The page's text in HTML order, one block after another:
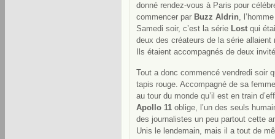
donné rendez-vous à Paris pour
commencer par Buzz Aldrin,
Samedi soir, c’est la série Lost qui
deux des créateurs de la série
Ils étaient accompagnés de deux
Tout a donc commencé vendredi soir
tapis rouge. Accompagné de sa
au tour du monde qu’il est en train
Apollo 11 oblige, l’un des seuls
des journalistes un peu partout cette
Unis le lendemain, mais il a tout de